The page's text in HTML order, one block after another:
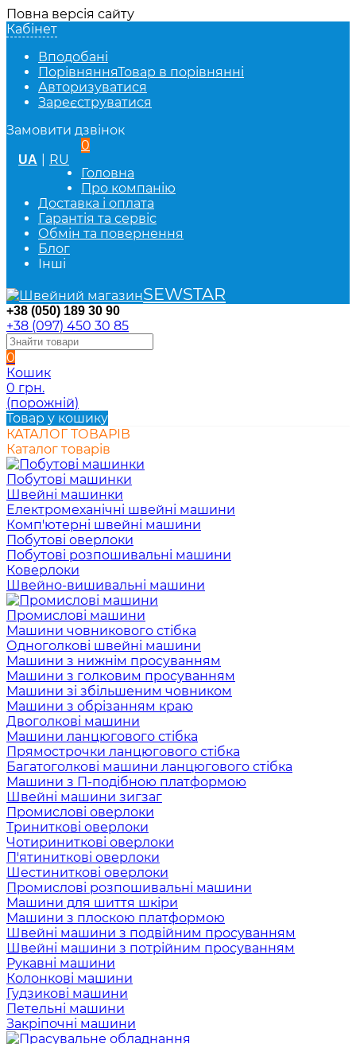
Повна версія сайту
Кабінет
Вподобані
ПорівнянняТовар в порівнянні
Авторизуватися
Зареєструватися
Замовити дзвінок
UA RU
0
Головна
Про компанію
Доставка і оплата
Гарантія та сервіс
Обмін та повернення
Блог
Інші
SEWSTAR
+38 (050) 189 30 90
+38 (097) 450 30 85
0
Кошик
0 грн.
(порожній)
Товар у кошику
КАТАЛОГ ТОВАРІВ
Каталог товарів
Побутові машинки
Швейні машинки
Електромеханічні швейні машини
Комп'ютерні швейні машини
Побутові оверлоки
Побутові розпошивальні машини
Коверлоки
Швейно-вишивальні машини
Промислові машини
Машини човникового стібка
Одноголкові швейні машини
Машини з нижнім просуванням
Машини з голковим просуванням
Машини зі збільшеним човником
Машини з обрізанням краю
Двоголкові машини
Машини ланцюгового стібка
Прямострочки ланцюгового стібка
Багатоголкові машини ланцюгового стібка
Машини з П-подібною платформою
Швейні машини зигзаг
Промислові оверлоки
Триниткові оверлоки
Чотириниткові оверлоки
П'ятиниткові оверлоки
Шестиниткові оверлоки
Промислові розпошивальні машини
Машини для шиття шкіри
Машини з плоскою платформою
Швейні машини з подвійним просуванням
Швейні машини з потрійним просуванням
Рукавні машини
Колонкові машини
Гудзикові машини
Петельні машини
Закріпочні машини